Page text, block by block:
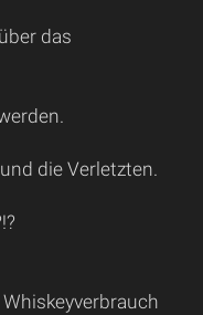
das
die Verletzten.